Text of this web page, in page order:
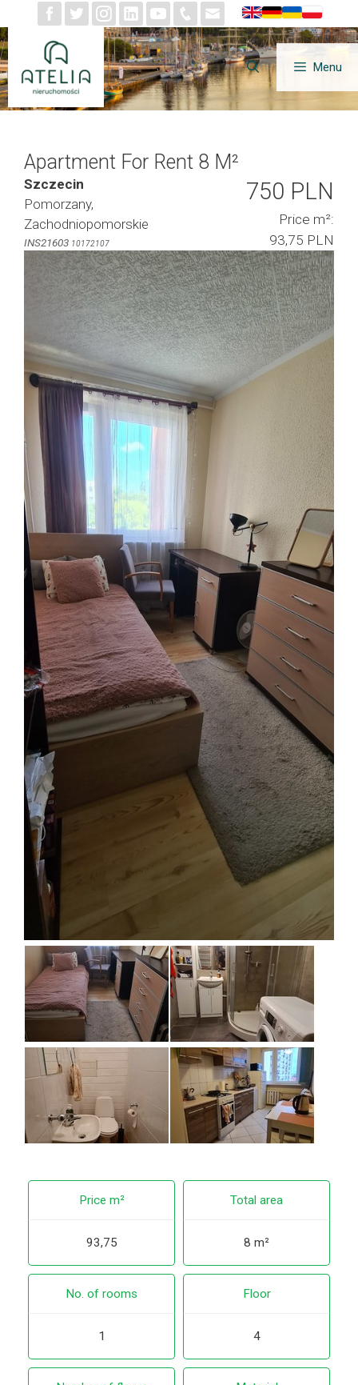
to
content
Menu
Apartment For Rent 8 M²
Szczecin
Pomorzany,
Zachodniopomorskie
INS21603 10172107
750 PLN
Price m²:
93,75 PLN
Price m²
93,75
Total area
8 m²
No. of rooms
1
Floor
4